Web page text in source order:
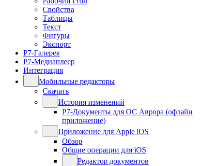
Свойства
Таблицы
Текст
Фигуры
Экспорт
Р7-Галерея
Р7-Медиаплеер
Интеграция
Мобильные редакторы
Скачать
История изменений
Р7-Документы для ОС Аврора (офлайн
приложение)
Приложение для Apple iOS
Обзор
Общие операции для iOS
Редактор документов